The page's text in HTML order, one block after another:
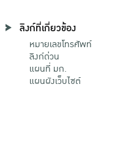
ลิงก์ที่เกี่ยวข้อง
หมายเลขโทรศัพท์
ลิงก์ด่วน
แผนที่ มก.
แผนผังเว็บไซต์